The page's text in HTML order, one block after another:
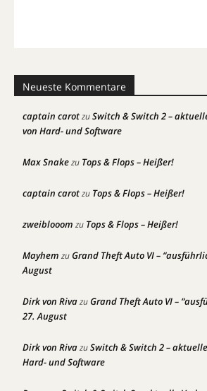
Neueste Kommentare
captain carotzuSwitch & Switch 2 –
von Hard- und Software
Max Snakezu Tops & Flops – Heißer!
captain carotzu Tops & Flops – Heißer!
zweiblooom zu Tops & Flops – Heißer!
Mayhem zuGrand Theft Auto VI –
August
Dirk von RivazuGrand Theft Auto VI –
27. August
Dirk von RivazuSwitch & Switch 2 –
Hard- und Software